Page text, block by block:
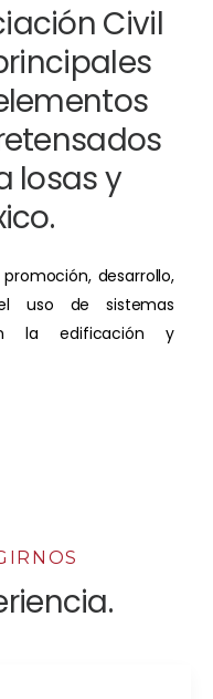
Civil
losas y
desarrollo,
uso de sistemas
la edificación y